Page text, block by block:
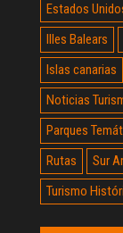
Estados
Illes Balears
Islas canarias
Noticias
Parques
Rutas
Sur
Turismo